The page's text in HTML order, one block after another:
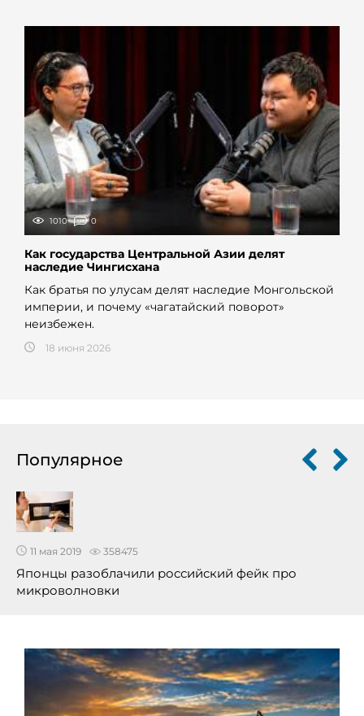
1010 0
Как государства Центральной Азии делят
наследие Чингисхана
Как братья по улусам делят наследие Монгольской
империи, и почему «чагатайский поворот»
неизбежен.
18 июня 2026
Популярное
11 мая 2019 358475
Японцы разоблачили российский фейк про
микроволновки